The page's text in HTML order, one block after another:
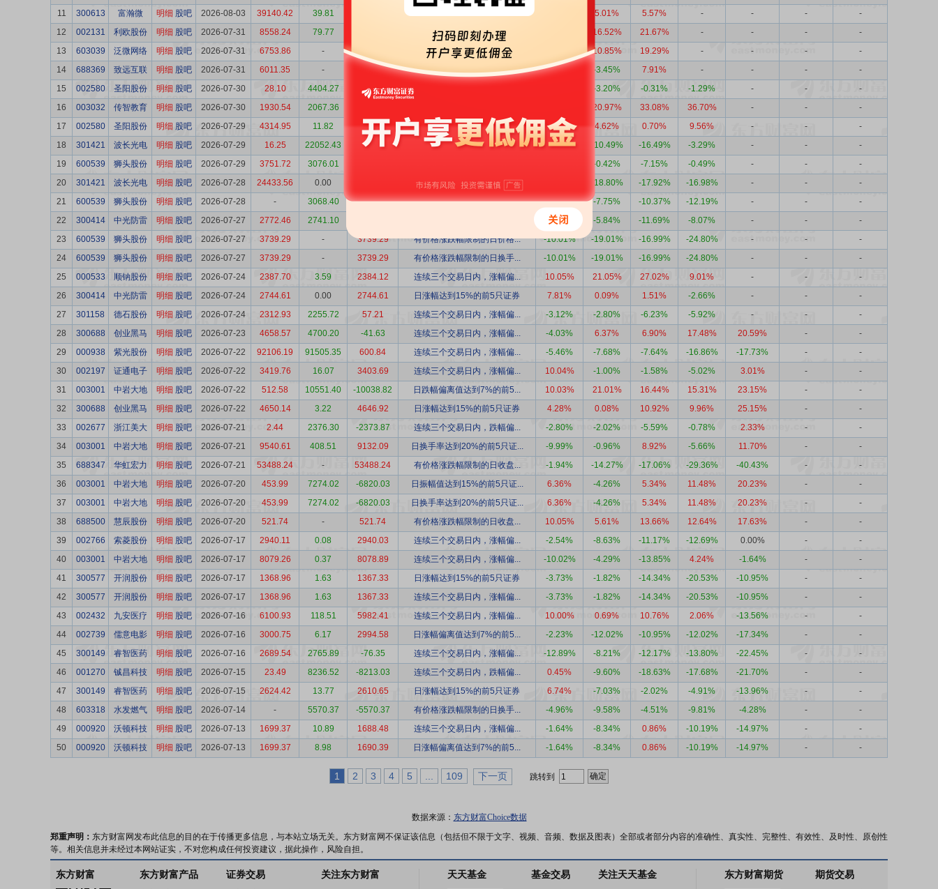
11
300613 富瀚微 明细 股吧 2026-08-03 39140.42 39.81 5.01% 5.57% - - -
-
12
002131 利欧股份 明细 股吧 2026-07-31 8558.24 79.77 日涨幅偏离值达到7%的前5... 16.52% 21.67% - - -
-
13
603039 泛微网络 明细 股吧 2026-07-31 6753.86 - 非S证券连续三个交易日内... 10.85% 19.29% - - -
-
14
688369 致远互联 明细 股吧 2026-07-31 6011.35 - 6011.35 有价格涨跌幅限制的连续3... -4.23% -3.45% 7.91% - - -
-
15
002580 圣阳股份 明细 股吧 2026-07-30 28.10 4404.27 -4376.18 日换手率达到20%的前5只证... -3.20% -0.31% -1.29% - -
-
16
003032 传智教育 明细 股吧 2026-07-30 1930.54 2067.36 20.97% 33.08% 36.70% - -
-
17
002580 圣阳股份 明细 股吧 2026-07-29 4314.95 11.82 4303.13 日涨幅偏离值达到7%的前5... 4.03% 4.62% 0.70% 9.56% - -
-
18
301421 波长光电 明细 股吧 2026-07-29 16.25 22052.43 -22036.18 日换手率达到30%的前5只证... -11.45% -10.49% -16.49% -3.29% - -
-
19
600539 狮头股份 明细 股吧 2026-07-29 3751.72 3076.01 -0.42% -7.15% -0.49% - -
-
20
301421 波长光电 明细 股吧 2026-07-28 24433.56 0.00 日涨幅达到15%的前5只证券 -18.80% -17.92% -16.98% - -
-
21
600539 狮头股份 明细 股吧 2026-07-28 - 3068.40 -3068.40 有价格涨跌幅限制的日收盘... -10.00% -7.75% -10.37% -12.19% - -
-
22
300414 中光防雷 明细 股吧 2026-07-27 2772.46 2741.10 -7.16% -5.84% -11.69% -8.07% - -
-
23
600539 狮头股份 明细 股吧 2026-07-27 3739.29 - 3739.29 有价格涨跌幅限制的日价格... -10.01% -19.01% -16.99% -24.80% - -
-
24
600539 狮头股份 明细 股吧 2026-07-27 3739.29 - 3739.29 有价格涨跌幅限制的日换手... -10.01% -19.01% -16.99% -24.80% - -
-
25
000533 顺钠股份 明细 股吧 2026-07-24 2387.70 3.59 2384.12 连续三个交易日内，涨幅偏... 10.05% 21.05% 27.02% 9.01% - -
-
26
300414 中光防雷 明细 股吧 2026-07-24 2744.61 0.00 2744.61 日涨幅达到15%的前5只证券 7.81% 0.09% 1.51% -2.66% - -
-
27
301158 德石股份 明细 股吧 2026-07-24 2312.93 2255.72 57.21 连续三个交易日内，涨幅偏... -3.12% -2.80% -6.23% -5.92% - -
-
28
300688 创业黑马 明细 股吧 2026-07-23 4658.57 4700.20 -41.63 连续三个交易日内，涨幅偏... -4.03% 6.37% 6.90% 17.48% 20.59% -
-
29
000938 紫光股份 明细 股吧 2026-07-22 92106.19 91505.35 600.84 连续三个交易日内，涨幅偏... -5.46% -7.68% -7.64% -16.86% -17.73% -
-
30
002197 证通电子 明细 股吧 2026-07-22 3419.76 16.07 3403.69 连续三个交易日内，涨幅偏... 10.04% -1.00% -1.58% -5.02% 3.01% -
-
31
003001 中岩大地 明细 股吧 2026-07-22 512.58 10551.40 -10038.82 日跌幅偏离值达到7%的前5... 10.03% 21.01% 16.44% 15.31% 23.15% -
-
32
300688 创业黑马 明细 股吧 2026-07-22 4650.14 3.22 4646.92 日涨幅达到15%的前5只证券 4.28% 0.08% 10.92% 9.96% 25.15% -
-
33
002677 浙江美大 明细 股吧 2026-07-21 2.44 2376.30 -2373.87 连续三个交易日内，跌幅偏... -2.80% -2.02% -5.59% -0.78% 2.33% -
-
34
003001 中岩大地 明细 股吧 2026-07-21 9540.61 408.51 9132.09 日换手率达到20%的前5只证... -9.99% -0.96% 8.92% -5.66% 11.70% -
-
35
688347 华虹宏力 明细 股吧 2026-07-21 53488.24 - 53488.24 有价格涨跌幅限制的日收盘... -1.94% -14.27% -17.06% -29.36% -40.43% -
-
36
003001 中岩大地 明细 股吧 2026-07-20 453.99 7274.02 -6820.03 日振幅值达到15%的前5只证... 6.36% -4.26% 5.34% 11.48% 20.23% -
-
37
003001 中岩大地 明细 股吧 2026-07-20 453.99 7274.02 -6820.03 日换手率达到20%的前5只证... 6.36% -4.26% 5.34% 11.48% 20.23% -
-
38
688500 慧辰股份 明细 股吧 2026-07-20 521.74 - 521.74 有价格涨跌幅限制的日收盘... 10.05% 5.61% 13.66% 12.64% 17.63% -
-
39
002766 索菱股份 明细 股吧 2026-07-17 2940.11 0.08 2940.03 连续三个交易日内，涨幅偏... -2.54% -8.63% -11.17% -12.69% 0.00% -
-
40
003001 中岩大地 明细 股吧 2026-07-17 8079.26 0.37 8078.89 连续三个交易日内，涨幅偏... -10.02% -4.29% -13.85% 4.24% -1.64% -
-
41
300577 开润股份 明细 股吧 2026-07-17 1368.96 1.63 1367.33 日涨幅达到15%的前5只证券 -3.73% -1.82% -14.34% -20.53% -10.95% -
-
42
300577 开润股份 明细 股吧 2026-07-17 1368.96 1.63 1367.33 连续三个交易日内，涨幅偏... -3.73% -1.82% -14.34% -20.53% -10.95% -
-
43
002432 九安医疗 明细 股吧 2026-07-16 6100.93 118.51 5982.41 连续三个交易日内，涨幅偏... 10.00% 0.69% 10.76% 2.06% -13.56% -
-
44
002739 儒意电影 明细 股吧 2026-07-16 3000.75 6.17 2994.58 日涨幅偏离值达到7%的前5... -2.23% -12.02% -10.95% -12.02% -17.34% -
-
45
300149 睿智医药 明细 股吧 2026-07-16 2689.54 2765.89 -76.35 连续三个交易日内，涨幅偏... -12.89% -8.21% -12.17% -13.80% -22.45% -
-
46
001270 铖昌科技 明细 股吧 2026-07-15 23.49 8236.52 -8213.03 连续三个交易日内，跌幅偏... 0.45% -9.60% -18.63% -17.68% -21.70% -
-
47
300149 睿智医药 明细 股吧 2026-07-15 2624.42 13.77 2610.65 日涨幅达到15%的前5只证券 6.74% -7.03% -2.02% -4.91% -13.96% -
-
48
603318 水发燃气 明细 股吧 2026-07-14 - 5570.37 -5570.37 有价格涨跌幅限制的日换手... -4.96% -9.58% -4.51% -9.81% -4.28% -
-
49
000920 沃顿科技 明细 股吧 2026-07-13 1699.37 10.89 1688.48 连续三个交易日内，涨幅偏... -1.64% -8.34% 0.86% -10.19% -14.97% -
-
50
000920 沃顿科技 明细 股吧 2026-07-13 1699.37 8.98 1690.39 日涨幅偏离值达到7%的前5... -1.64% -8.34% 0.86% -10.19% -14.97% - -
1 2 3 4 5 109 下一页 跳转到
数据来源： 东方财富Choice数据
郑重声明： 东方财富网发布此信息的目的在于传播更多信息，与本站立场无关。东方财富网不保证该信息（包括但不限于文字、视频、音频、数据及图表）全部或者部分内容的准确性、真实性、完整性、有效性、及时性、原创性
等。相关信息并未经过本网站证实，不对您构成任何投资建议，据此操作，风险自担。